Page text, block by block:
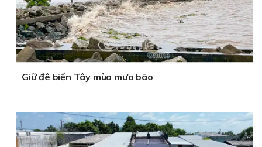
Giữ đê biển Tây mùa mưa bão